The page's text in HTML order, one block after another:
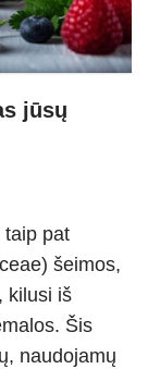
jūsų
taip pat
šeimos,
kilusi iš
Šis
naudojamų